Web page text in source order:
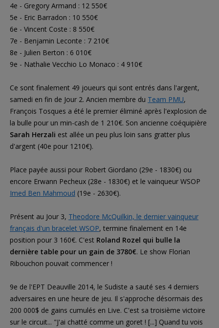
4e - Gregory Armand : 12 550€
5e - Eric Barradon : 10 550€
6e - Vincent Coste : 8 550€
7e - Benjamin Leconte : 7 210€
8e - Julien Berton : 6 010€
9e - Nathalie Vecchio Lo Monaco : 4 910€
Ce sont finalement 49 joueurs qui sont entrés dans l'argent,
samedi en fin de Jour 2. Ancien membre du Team PMU,
François Tosques a été le premier éliminé après l'explosion de
la bulle pour un min-cash de 1 210€. Son ancienne coéquipière
Sarah Herzali est allée un peu plus loin sans gratter plus
d'argent (40e pour 1210€).
Place payée aussi pour Robert Giordano (29e - 1830€) ou
encore Erwann Pecheux (28e - 1830€) et le vainqueur WSOP
Imed Ben Mahmoud (19e - 2630€).
Présent au Jour 3, Theodore McQuilkin, le dernier vainqueur
français d'un bracelet WSOP, termine finalement en 14e
position pour 3 160€. C'est Roland Rozel qui bulle la
dernière table pour un gain de 3780€. Le show Florian
Ribouchon pouvait commencer !
9e de l'EPT Deauville 2014, le Sudiste a sauté ses 4 derniers
adversaires en une heure de jeu. Il s'approche désormais des
200 000$ de gains cumulés en Live. C'est sa troisième victoire
sur le circuit... "J'ai chatté comme un goret ! [...] Quand tu vois